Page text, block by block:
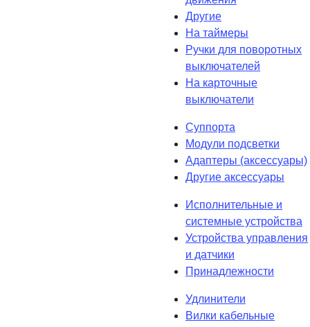
Другие
На таймеры
Ручки для поворотных
выключателей
На карточные
выключатели
Суппорта
Модули подсветки
Адаптеры (аксессуары)
Другие аксессуары
Исполнительные и
системные устройства
Устройства управления
и датчики
Принадлежности
Удлинители
Вилки кабельные